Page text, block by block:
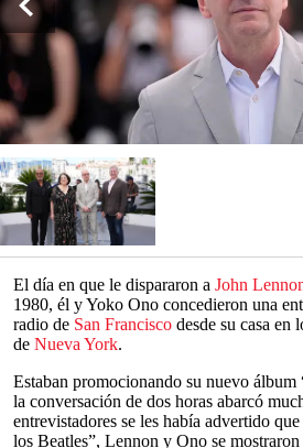
El día en que le dispararon a John
1980, él y Yoko Ono concedieron una
radio de San Francisco desde su casa en
de Nueva York.
Estaban promocionando su nuevo álbum
la conversación de dos horas abarcó
entrevistadores se les había advertido
los Beatles”, Lennon y Ono se